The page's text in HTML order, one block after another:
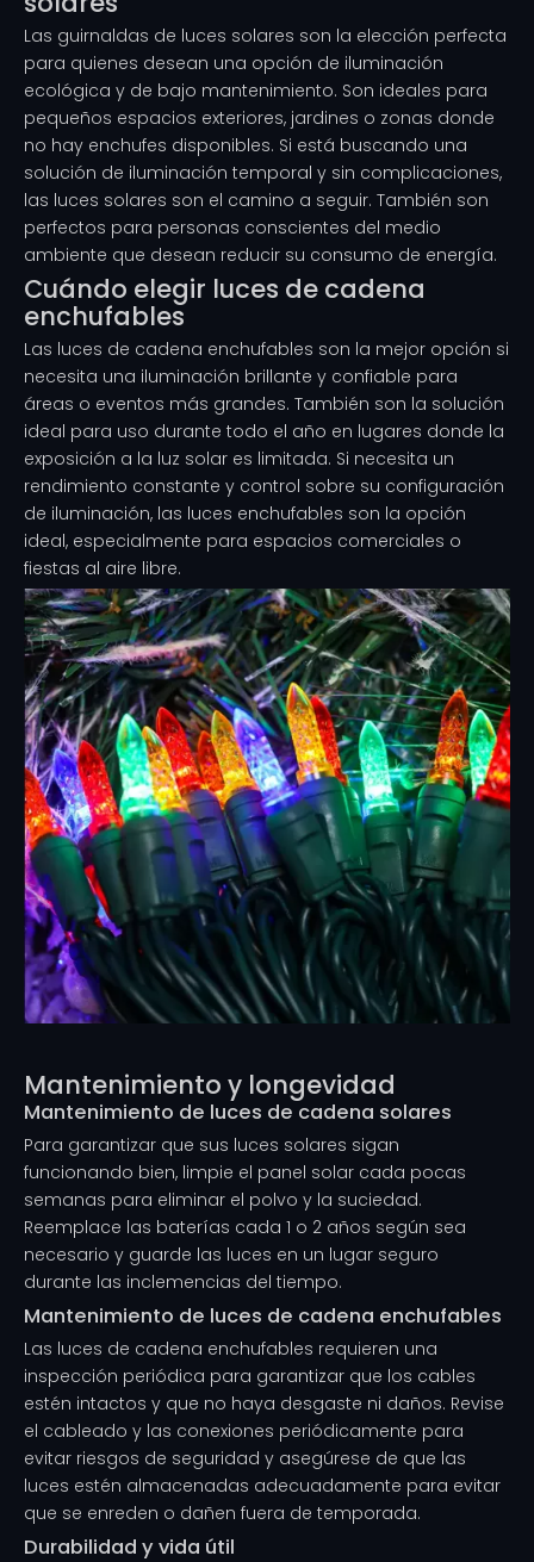
Las guirnaldas de luces solares son la elección perfecta
para quienes desean una opción de iluminación
ecológica y de bajo mantenimiento. Son ideales para
pequeños espacios exteriores, jardines o zonas donde
no hay enchufes disponibles. Si está buscando una
solución de iluminación temporal y sin complicaciones,
las luces solares son el camino a seguir. También son
perfectos para personas conscientes del medio
ambiente que desean reducir su consumo de energía.
Cuándo elegir luces de cadena
enchufables
Las luces de cadena enchufables son la mejor opción si
necesita una iluminación brillante y confiable para
áreas o eventos más grandes. También son la solución
ideal para uso durante todo el año en lugares donde la
exposición a la luz solar es limitada. Si necesita un
rendimiento constante y control sobre su configuración
de iluminación, las luces enchufables son la opción
ideal, especialmente para espacios comerciales o
fiestas al aire libre.
Mantenimiento y longevidad
Mantenimiento de luces de cadena solares
Para garantizar que sus luces solares sigan
funcionando bien, limpie el panel solar cada pocas
semanas para eliminar el polvo y la suciedad.
Reemplace las baterías cada 1 o 2 años según sea
necesario y guarde las luces en un lugar seguro
durante las inclemencias del tiempo.
Mantenimiento de luces de cadena enchufables
Las luces de cadena enchufables requieren una
inspección periódica para garantizar que los cables
estén intactos y que no haya desgaste ni daños. Revise
el cableado y las conexiones periódicamente para
evitar riesgos de seguridad y asegúrese de que las
luces estén almacenadas adecuadamente para evitar
que se enreden o dañen fuera de temporada.
Durabilidad y vida útil